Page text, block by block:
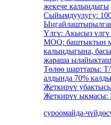
жекече калыңдыгы
Сыйымдуулугу: 100
Үлгү: Акысыз үлгү
MOQ: баштыктын
калыңдыгына,
жараша
Төлөө шарттары:
алдында 70%
Жеткирүү
Жеткирүү ыкмасы:
суроомайда-